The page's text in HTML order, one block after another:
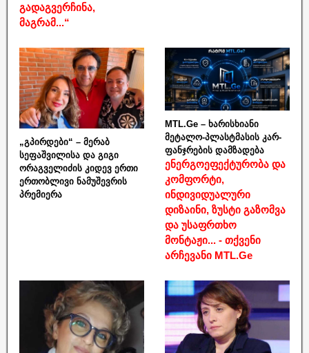
გადაგვერჩინა,
მაგრამ...“
„გპირდები“ – მერაბ
სეფაშვილისა და გიგი
ორაგველიძის კიდევ ერთი
ერთობლივი ნამუშევრის
პრემიერა
MTL.Ge – ხარისხიანი
მეტალო-პლასტმასის კარ-
ფანჯრების დამზადება
ენერგოეფექტურობა და
კომფორტი,
ინდივიდუალური
დიზაინი, ზუსტი გაზომვა
და უსაფრთხო
მონტაჟი... - თქვენი
არჩევანი MTL.Ge